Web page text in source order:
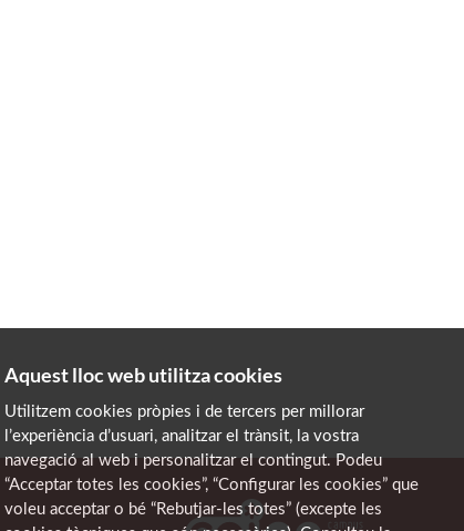
Aquest lloc web utilitza cookies
Utilitzem cookies pròpies i de tercers per millorar
l’experiència d’usuari, analitzar el trànsit, la vostra
navegació al web i personalitzar el contingut. Podeu
“Acceptar totes les cookies”, “Configurar les cookies” que
voleu acceptar o bé “Rebutjar-les totes” (excepte les